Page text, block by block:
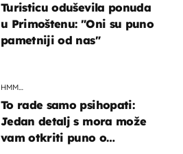
Turisticu oduševila ponuda
u Primoštenu: "Oni su puno
pametniji od nas"
HMM…
To rade samo psihopati:
Jedan detalj s mora može
vam otkriti puno o